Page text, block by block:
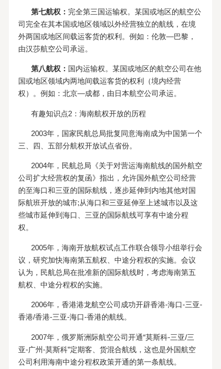
第七航权： 完全第三国运输权。某国或地区的航空公
司完全在其本国或地区领域以外经营独立的航线，在境
外两国或地区间载运客货的权利。例如：伦敦—巴黎，
由汉莎航空公司承运。
第八航权： 国内运输权。某国或地区的航空公司在他
国或地区领域内两地间载运客货的权利（境内经营
权）。例如：北京—成都，由日本航空公司承运。
有趣知识点2：海南航权开放的历程
2003年，国家民航总局批复同意海南成为中国第一个
三、四、五部分航权开放试点省份。
2004年，民航总局《关于对营运海南航线的国外航空
公司扩大经营权的复函》指出，允许国外航空公司经营
的至海口和三亚的国际航线，逐步延伸到内地其他对国
际航班开放的城市;从海口和三亚延伸至上述城市以及这
些城市延伸到海口、三亚的国际航线可享有中途分程
权。
2005年，海南开放航权试点工作联合领导小组举行会
议，研究加快海南第五航权、中途分程权的实施。会议
认为，民航总局在批准新的国际航线时，考虑海南第五
航权、中途分程权的实施。
2006年，香港港龙航空公司成功开辟香港-海口-三亚-
香港/香港-三亚-海口-香港的航线。
2007年，俄罗斯洲际航空公司开通“莫斯科-三亚/三
亚-广州-莫斯科”定期客、货混合航线，这也是外国航空
公司利用海南中途分程权政策开通的第一条航线。